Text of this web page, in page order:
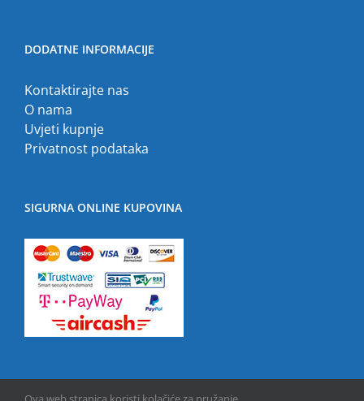
DODATNE INFORMACIJE
Kontaktirajte nas
O nama
Uvjeti kupnje
Privatnost podataka
SIGURNA ONLINE KUPOVINA